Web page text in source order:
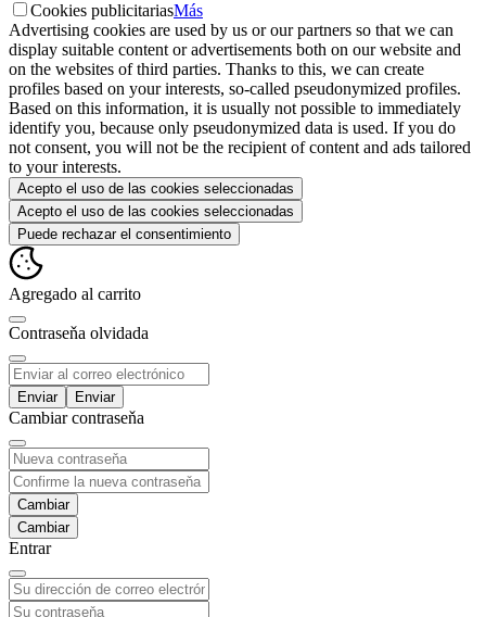
Cookies publicitariasMás
Advertising cookies are used by us or our partners so that we can
display suitable content or advertisements both on our website and
on the websites of third parties. Thanks to this, we can create
profiles based on your interests, so-called pseudonymized profiles.
Based on this information, it is usually not possible to immediately
identify you, because only pseudonymized data is used. If you do
not consent, you will not be the recipient of content and ads tailored
to your interests.
Acepto el uso de las cookies seleccionadas
Acepto el uso de las cookies seleccionadas
Puede rechazar el consentimiento
Agregado al carrito
Contraseňa olvidada
Enviar
Cambiar contraseňa
Cambiar
Entrar